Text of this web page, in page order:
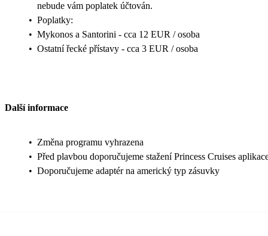
nebude vám poplatek účtován.
• Poplatky:
• Mykonos a Santorini - cca 12 EUR / osoba
• Ostatní řecké přístavy - cca 3 EUR / osoba
Další informace
• Změna programu vyhrazena
• Před plavbou doporučujeme stažení Princess Cruises
• Doporučujeme adaptér na americký typ zásuvky